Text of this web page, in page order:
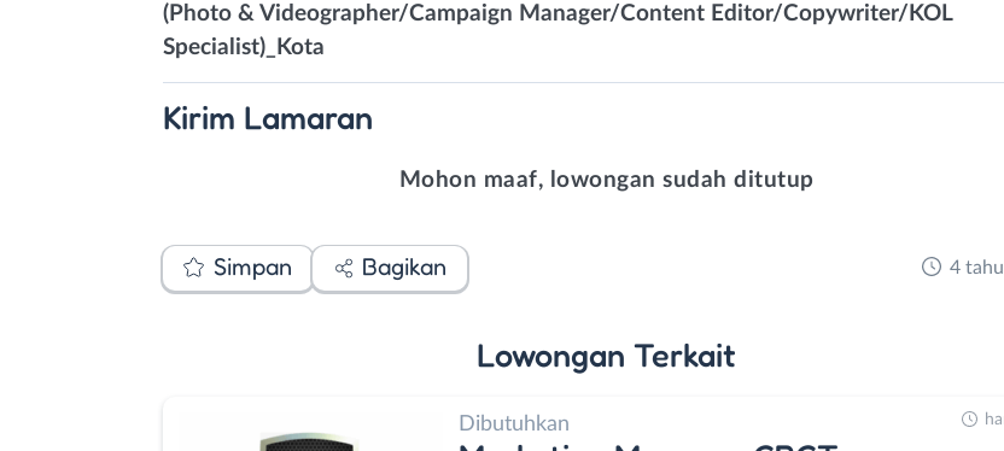
(Photo & Videographer/Campaign Manager/Content Editor/Copywriter/KOL
Specialist)_Kota
Kirim Lamaran
Mohon maaf, lowongan sudah ditutup
Simpan Bagikan 4
Lowongan Terkait
Dibutuhkan